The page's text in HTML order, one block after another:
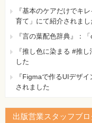
『基本のケアだけでキ
育て」にて紹介されまし
『言の葉配色辞典』：
『推し色に染まる #推
した
『Figmaで作るUIデザ
されました
出版営業スタッフブロ